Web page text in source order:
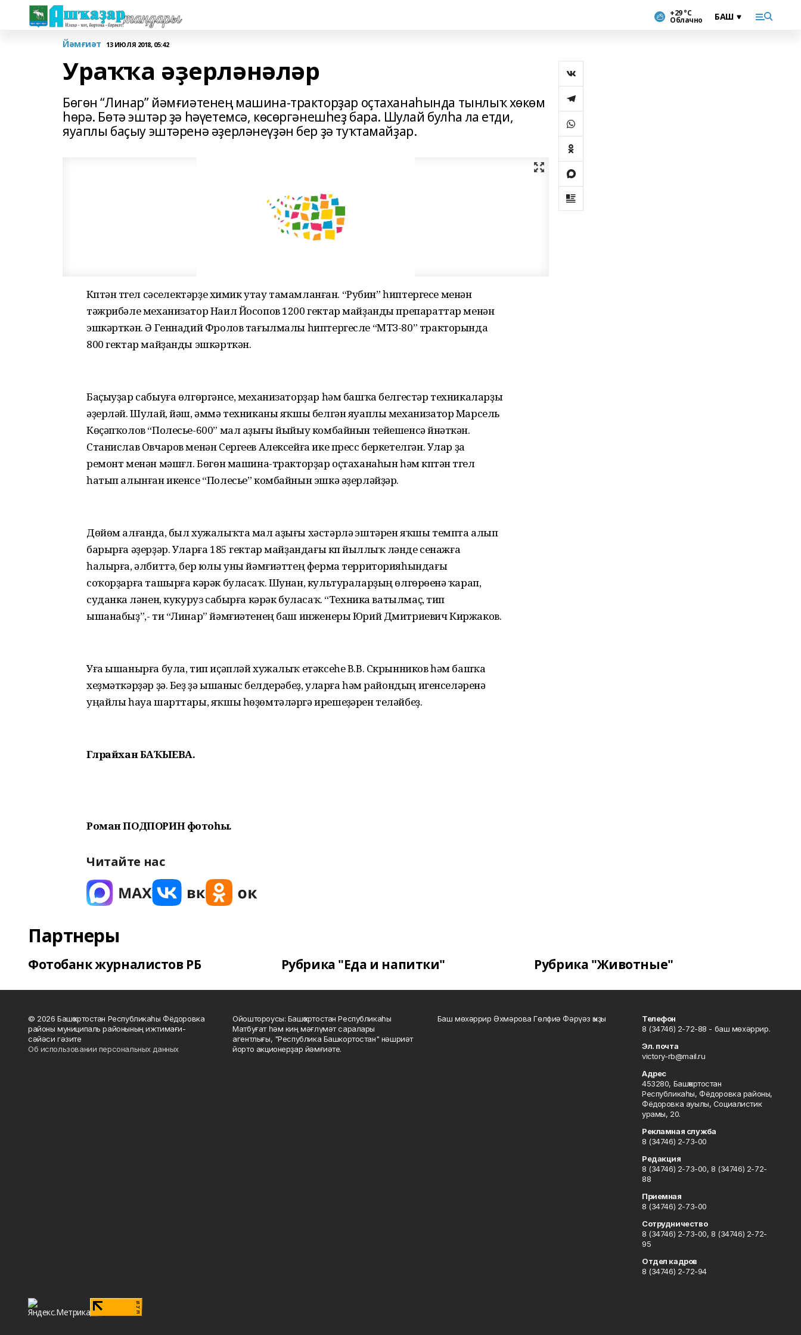
+29 °С
Облачно
Йәмғиәт 13 ИЮЛЯ 2018, 05:42
Ураҡҡа әҙерләнәләр
Бөгөн “Линар” йәмғиәтенең машина-тракторҙар оҫтаханаһында тынлыҡ хөкөм
һөрә. Бөтә эштәр ҙә һәүетемсә, көсөргәнешһеҙ бара. Шулай булһа ла етди,
яуаплы баҫыу эштәренә әҙерләнеүҙән бер ҙә туҡтамайҙар.
Күптән түгел сәсеүлектәрҙе химик утау тамамланған. “Рубин” һиптергесе менән
тәжрибәле механизатор Наил Йосопов 1200 гектар майҙанды препараттар менән
эшкәрткән. Ә Геннадий Фролов тағылмалы һиптергесле “МТЗ-80” тракторында
800 гектар майҙанды эшкәрткән.
Баҫыуҙар сабыуға өлгөргәнсе, механизаторҙар һәм башҡа белгестәр техникаларҙы
әҙерләй. Шулай, йәш, әммә техниканы яҡшы белгән яуаплы механизатор Марсель
Көҫәпҡолов “Полесье-600” мал аҙығы йыйыу комбайнын тейешенсә йүнәткән.
Станислав Овчаров менән Сергеев Алексейға ике пресс беркетелгән. Улар ҙа
ремонт менән мәшғүл. Бөгөн машина-тракторҙар оҫтаханаһын һәм күптән түгел
һатып алынған икенсе “Полесье” комбайнын эшкә әҙерләйҙәр.
Дөйөм алғанда, был хужалыҡта мал аҙығы хәстәрләү эштәрен яҡшы темпта алып
барырға әҙерҙәр. Уларға 185 гектар майҙандағы күп йыллыҡ үләнде сенажға
һалырға, әлбиттә, бер юлы уны йәмғиәттең ферма территорияһындағы
соҡорҙарға ташырға кәрәк буласаҡ. Шунан, культураларҙың өлгөрөүенә ҡарап,
суданка үләнен, кукуруз сабырға кәрәк буласаҡ. “Техника ватылмаҫ, тип
ышанабыҙ”,- ти “Линар” йәмғиәтенең баш инженеры Юрий Дмитриевич Киржаков.
Уға ышанырға була, тип иҫәпләй хужалыҡ етәксеһе В.В. Скрынников һәм башҡа
хеҙмәткәрҙәр ҙә. Беҙ ҙә ышаныс белдерәбеҙ, уларға һәм райондың игенселәренә
уңайлы һауа шарттары, яҡшы һөҙөмтәләргә ирешеүҙәрен теләйбеҙ.
Гөлрайхан БАҠЫЕВА.
Роман ПОДПОРИН фотоһы.
Читайте нас
Партнеры
Фотобанк журналистов РБ Рубрика "Еда и напитки" Рубрика "Животные"
© 2026 Башҡортостан Республикаһы Фёдоровка
районы муниципаль районының ижтимағи-
сәйәси гәзите
Об использовании персональных данных
Ойоштороусы: Башҡортостан Республикаһы
Матбуғат һәм киң мәғлүмәт саралары
агентлығы, "Республика Башкортостан" нәшриәт
йорто акционерҙар йәмғиәте.
Баш мөхәррир Әхмәрова Гөлфиә Фәрүәз ҡыҙы
Телефон
8 (34746) 2-72-88 - баш мөхәррир.
Эл. почта
victory-rb@mail.ru
Адрес
453280, Башҡортостан
Республикаһы, Фёдоровка районы,
Фёдоровка ауылы, Социалистик
урамы, 20.
Рекламная служба
8 (34746) 2-73-00
Редакция
8 (34746) 2-73-00, 8 (34746) 2-72-
88
Приемная
8 (34746) 2-73-00
Сотрудничество
8 (34746) 2-73-00, 8 (34746) 2-72-
95
Отдел кадров
8 (34746) 2-72-94